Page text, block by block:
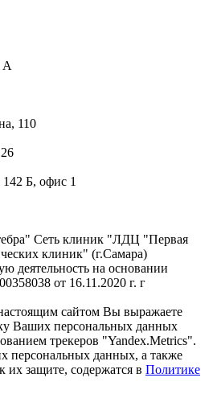
А
110
142 Б, офис 1
Сеть клиник "ЛДЦ "Первая
клиник" (г.Самара)
деятельность на основании
от 16.11.2020 г. г
сайтом Вы выражаете
Ваших персональных данных
трекеров "Yandex.Metrics".
персональных данных, а также
их защите, содержатся в Политике